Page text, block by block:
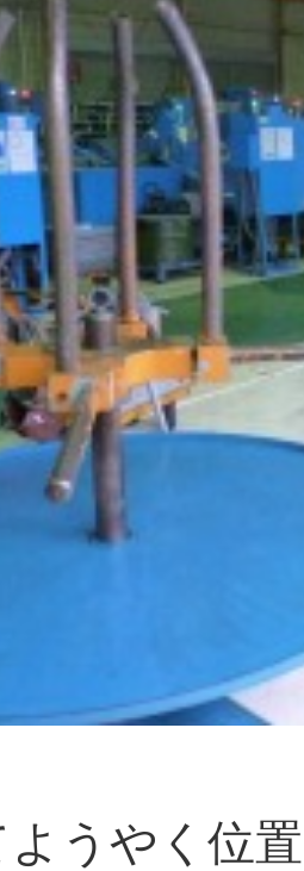
ようやく位